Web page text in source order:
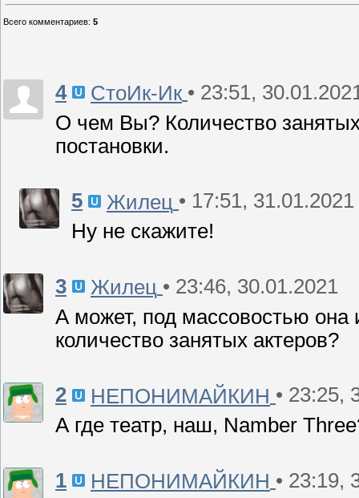
Всего комментариев: 5
4 СтоИк-Ик • 23:51,
О чем Вы? Количество занятых
постановки.
5 Жилец • 17:51, 31.01.2021
Ну не скажите!
3 Жилец • 23:46, 30.01.2021
А может, под массовостью она
количество занятых актеров?
2 НЕПОНИМАЙКИН • 23:25,
А где театр, наш, Namber
1 НЕПОНИМАЙКИН • 23:19,